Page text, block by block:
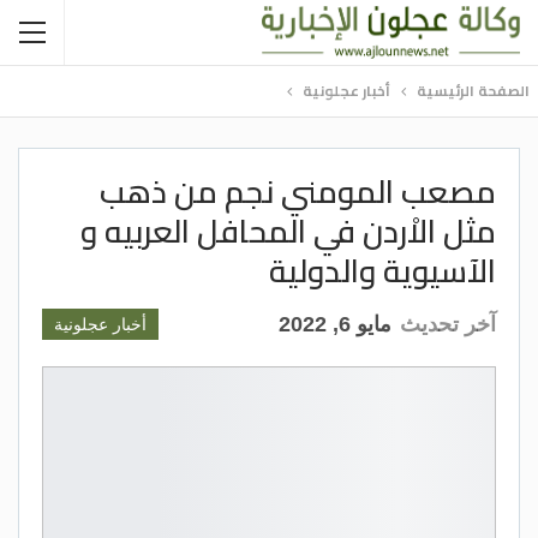
الصفحة الرئيسية أخبار عجلونية
مصعب المومني نجم من ذهب
مثل الاْردن في المحافل العربيه و
الآسيوية والدولية
أخبار عجلونية آخر تحديث مايو 6, 2022